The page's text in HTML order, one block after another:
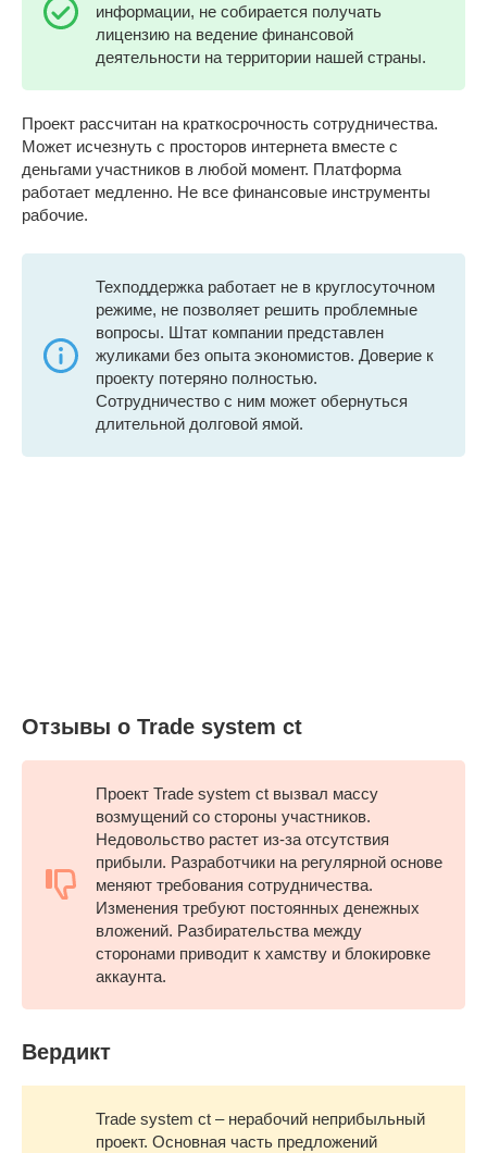
информации, не собирается получать
лицензию на ведение финансовой
деятельности на территории нашей страны.
Проект рассчитан на краткосрочность сотрудничества.
Может исчезнуть с просторов интернета вместе с
деньгами участников в любой момент. Платформа
работает медленно. Не все финансовые инструменты
рабочие.
Техподдержка работает не в круглосуточном
режиме, не позволяет решить проблемные
вопросы. Штат компании представлен
жуликами без опыта экономистов. Доверие к
проекту потеряно полностью.
Сотрудничество с ним может обернуться
длительной долговой ямой.
Отзывы о Trade system ct
Проект Trade system ct вызвал массу
возмущений со стороны участников.
Недовольство растет из-за отсутствия
прибыли. Разработчики на регулярной основе
меняют требования сотрудничества.
Изменения требуют постоянных денежных
вложений. Разбирательства между
сторонами приводит к хамству и блокировке
аккаунта.
Вердикт
Trade system ct – нерабочий неприбыльный
проект. Основная часть предложений